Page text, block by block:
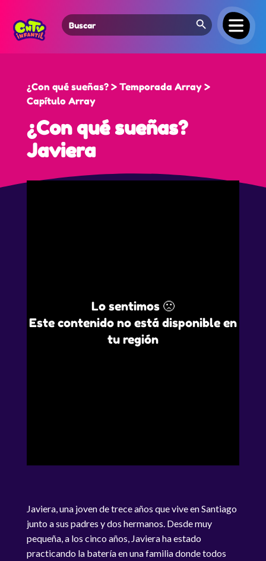
Search
for:
Search Button
¿Con qué sueñas? > Temporada Array >
Capítulo Array
¿Con qué sueñas?
Javiera
Lo sentimos 🙁
Este contenido no está disponible en
tu región
Javiera, una joven de trece años que vive en Santiago
junto a sus padres y dos hermanos. Desde muy
pequeña, a los cinco años, Javiera ha estado
practicando la batería en una familia donde todos